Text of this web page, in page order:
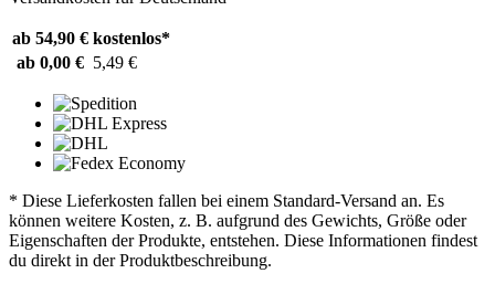
ab 54,90 € kostenlos*
ab 0,00 € 5,49 €
* Diese Lieferkosten fallen bei einem Standard-Versand an. Es
können weitere Kosten, z. B. aufgrund des Gewichts, Größe oder
Eigenschaften der Produkte, entstehen. Diese Informationen findest
du direkt in der Produktbeschreibung.